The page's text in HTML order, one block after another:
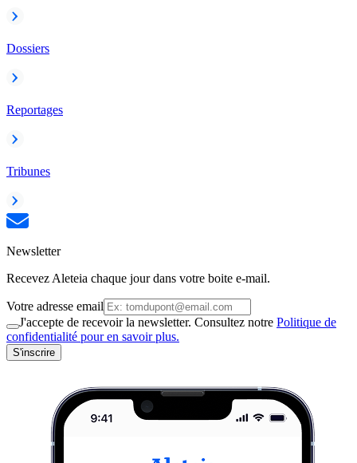
Dossiers
Reportages
Tribunes
Newsletter
Recevez Aleteia chaque jour dans votre boite e-mail.
Votre adresse email
J'accepte de recevoir la newsletter. Consultez notre Politique de
confidentialité pour en savoir plus.
S'inscrire